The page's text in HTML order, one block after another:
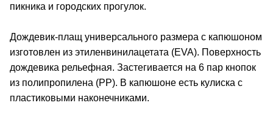
пикника и городских прогулок.
Дождевик-плащ универсального размера с капюшоном
изготовлен из этиленвинилацетата (EVA). Поверхность
дождевика рельефная. Застегивается на 6 пар кнопок
из полипропилена (PP). В капюшоне есть кулиска с
пластиковыми наконечниками.